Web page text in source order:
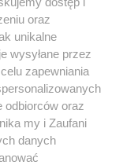
oraz
unikalne
wysyłane przez
zapewniania
odbiorców oraz
my i Zaufani
danych